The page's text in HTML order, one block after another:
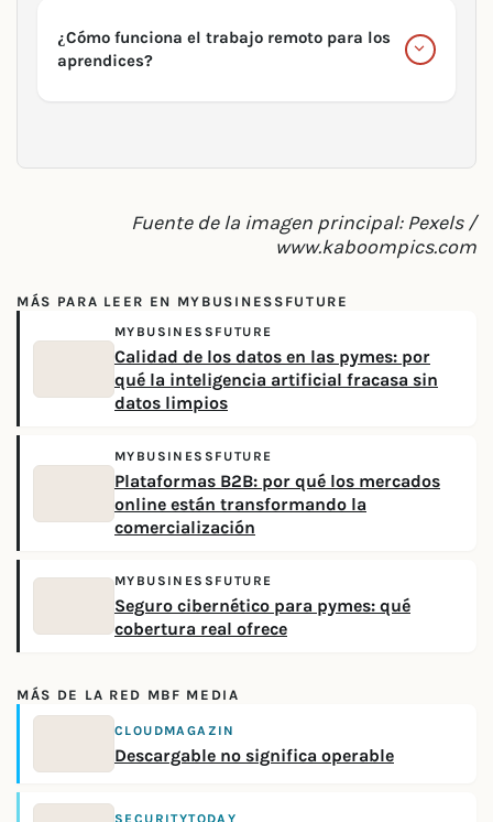
¿Cómo funciona el trabajo remoto para los
aprendices?
Fuente de la imagen principal: Pexels /
www.kaboompics.com
MÁS PARA LEER EN MYBUSINESSFUTURE
MYBUSINESSFUTURE
Calidad de los datos en las pymes: por
qué la inteligencia artificial fracasa sin
datos limpios
MYBUSINESSFUTURE
Plataformas B2B: por qué los mercados
online están transformando la
comercialización
MYBUSINESSFUTURE
Seguro cibernético para pymes: qué
cobertura real ofrece
MÁS DE LA RED MBF MEDIA
CLOUDMAGAZIN
Descargable no significa operable
SECURITYTODAY